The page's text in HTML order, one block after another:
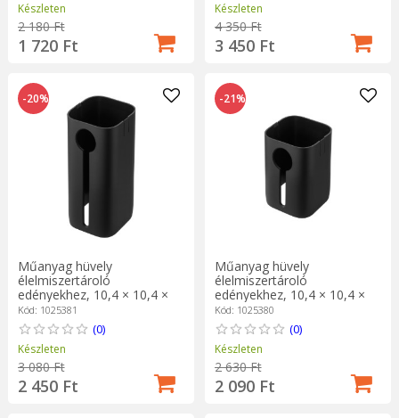
Készleten
2 180 Ft
1 720 Ft
Készleten
4 350 Ft
3 450 Ft
-20%
Műanyag hüvely
élelmiszertároló
edényekhez, 10,4 × 10,4 ×
20,6 cm, fekete, "Cube" -
Zwilling
Kód: 1025381
(0)
Készleten
3 080 Ft
2 450 Ft
-21%
Műanyag hüvely
élelmiszertároló
edényekhez, 10,4 × 10,4 ×
13,4 cm, fekete, "Cube" -
Zwilling
Kód: 1025380
(0)
Készleten
2 630 Ft
2 090 Ft